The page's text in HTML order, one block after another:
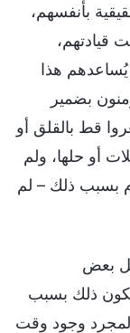
بأنفسهم،
قيادتهم،
يُساعدهم هذا
بضمير
قط بالقلق أو
أو حلها، ولم
بسبب ذلك – لم
بعض
ذلك بسبب
لمجرد وجود وقت